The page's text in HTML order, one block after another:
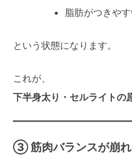
脂肪がつきや
という状態になります。
これが、
下半身太り・セルライトの
③ 筋肉バランスが崩